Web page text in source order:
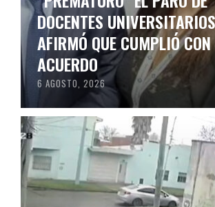
DOCENTES
AFIRMÓ QUE CUMPLIÓ CON
ACUERDO
6 AGOSTO, 2026